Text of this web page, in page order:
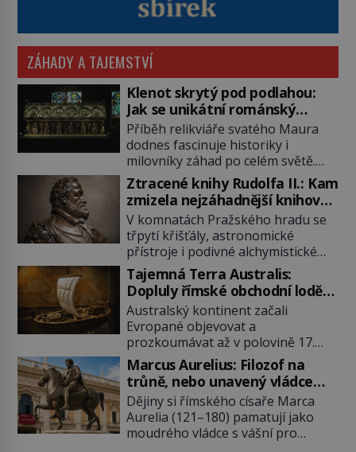
ZÁHADY A TAJEMSTVÍ
Klenot skrytý pod podlahou:
Jak se unikátní románský
poklad dostal do zapadlého
Bečova?
Příběh relikviáře svatého Maura
dodnes fascinuje historiky i
milovníky záhad po celém světě.
Tato románská zlatnická památka
ze 13. století je po českých
korunovačních klenotech druhým
nejcennějším movitým majetkem v
České republice. Přestože byl
klenot v roce 1985 po dramatickém
pátrání kriminalistů úspěšně
nalezen, jeho minulost stále
obestírá hustá mlha. Otázky, jak
přesně se tato […]
Ztracené knihy Rudolfa II.: Kam
zmizela nejzáhadnější knihovna
Evropy?
V komnatách Pražského hradu se
třpytí křišťály, astronomické
přístroje i podivné alchymistické
rukopisy. Císař Rudolf II.
shromažďuje vše, co souvisí s
tajemstvím přírody, hvězd i
lidského poznání. Jenže po jeho
smrti se jeho slavné sbírky začínají
rozpadat a část z nich mizí navždy.
Kdo odnesl nejvzácnější knihy? A
existují ještě někde zapomenuté
rukopisy, které nikdo […]
Tajemná Terra Australis:
Dopluly římské obchodní lodě
až do Austrálie?
Australský kontinent začali
Evropané objevovat a
prozkoumávat až v polovině 17.
století. Existuje však možnost, že
by se o tento vzdálený kontinent
mohly zajímat již evropské
starověké civilizace, a to o 15
století dříve? Již od starověku
kartografové zakreslovali do map
Marcus Aurelius: Filozof na
trůně, nebo unavený vládce
závislý na opiu?
Dějiny si římského císaře Marca
Aurelia (121–180) pamatují jako
moudrého vládce s vášní pro